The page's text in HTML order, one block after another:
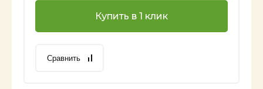
Купить в 1 клик
Сравнить